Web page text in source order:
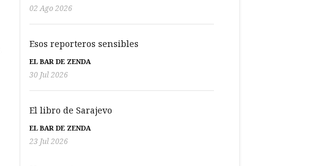
02 Ago 2026
Esos reporteros sensibles
EL BAR DE ZENDA
30 Jul 2026
El libro de Sarajevo
EL BAR DE ZENDA
23 Jul 2026